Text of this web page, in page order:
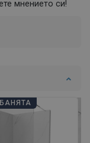
мнението си!